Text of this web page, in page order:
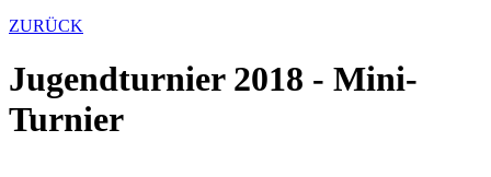
ZURÜCK
Jugendturnier 2018 - Mini-
Turnier